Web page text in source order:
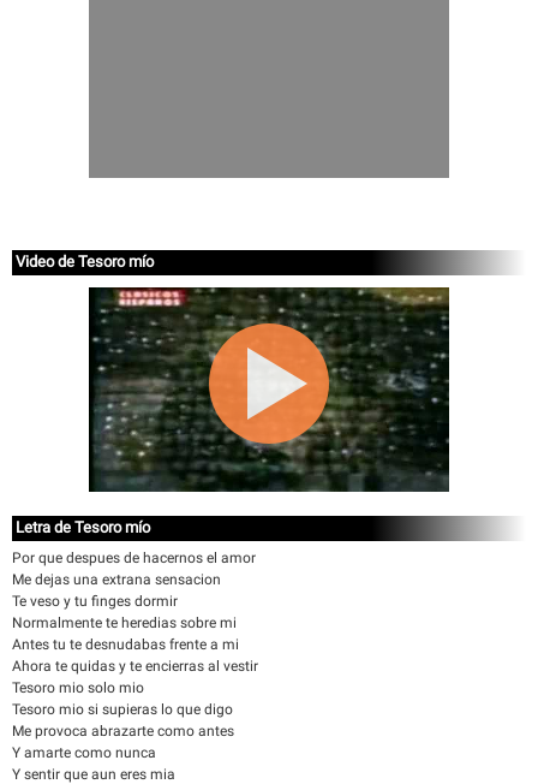
Video de Tesoro mío
Letra de Tesoro mío
Por que despues de hacernos el amor
Me dejas una extrana sensacion
Te veso y tu finges dormir
Normalmente te heredias sobre mi
Antes tu te desnudabas frente a mi
Ahora te quidas y te encierras al vestir
Tesoro mio solo mio
Tesoro mio si supieras lo que digo
Me provoca abrazarte como antes
Y amarte como nunca
Y sentir que aun eres mia